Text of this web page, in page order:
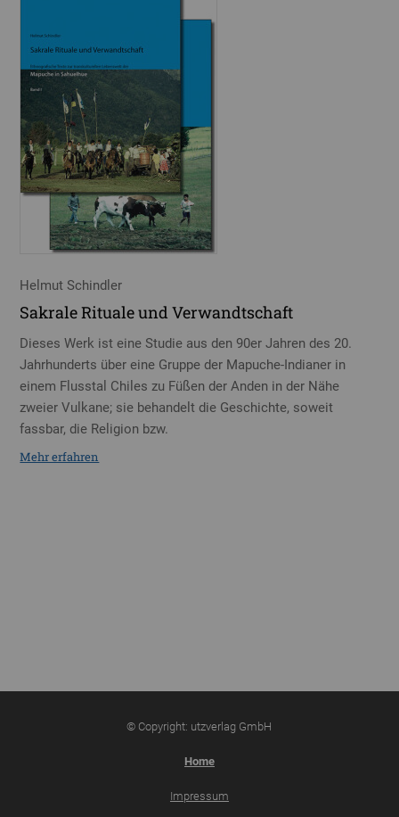
Helmut Schindler
Sakrale Rituale und Verwandtschaft
Dieses Werk ist eine Studie aus den 90er Jahren des 20.
Jahrhunderts über eine Gruppe der Mapuche-Indianer in
einem Flusstal Chiles zu Füßen der Anden in der Nähe
zweier Vulkane; sie behandelt die Geschichte, soweit
fassbar, die Religion bzw.
Mehr erfahren
© Copyright: utzverlag GmbH
Home
Impressum